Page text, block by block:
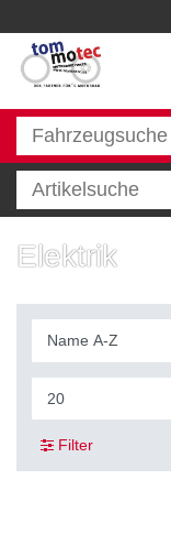
Elektrik
Filter